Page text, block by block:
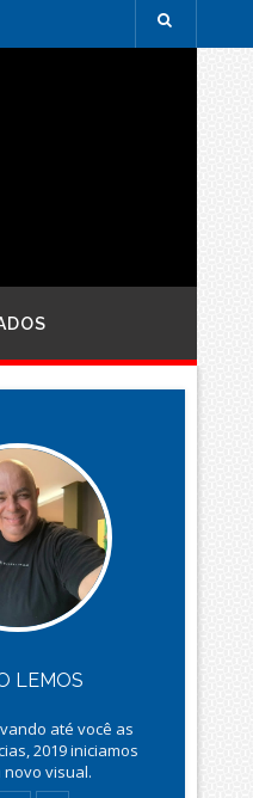
LEMOS
até você as
2019 iniciamos
novo visual.